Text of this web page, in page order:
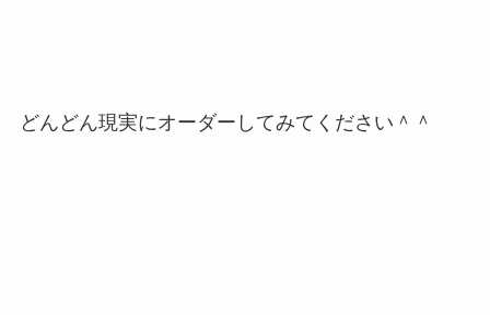
どんどん現実にオーダーしてみてください＾＾